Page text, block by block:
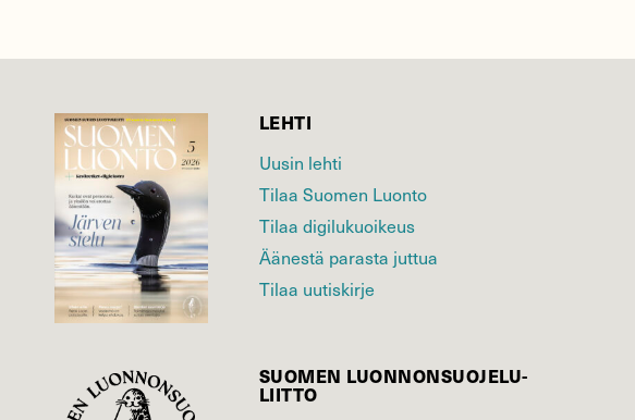
LEHTI
Uusin lehti
Tilaa Suomen Luonto
Tilaa digilukuoikeus
Äänestä parasta juttua
Tilaa uutiskirje
SUOMEN LUONNON­SUOJELU­
LIITTO